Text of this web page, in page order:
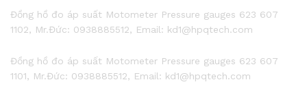
Đồng hồ đo áp suất Motometer Pressure gauges 623 607
1102, Mr.Đức: 0938885512, Email: kd1@hpqtech.com
Đồng hồ đo áp suất Motometer Pressure gauges 623 607
1101, Mr.Đức: 0938885512, Email: kd1@hpqtech.com